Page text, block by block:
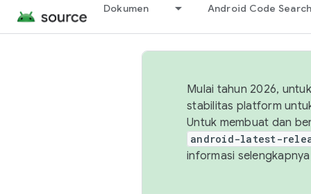
Dokumen Android Code
Mulai tahun 2026,
stabilitas platform
Untuk membuat dan
android-latest-
informasi